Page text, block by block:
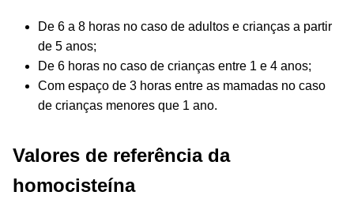
De 6 a 8 horas no caso de adultos e crianças a partir
de 5 anos;
De 6 horas no caso de crianças entre 1 e 4 anos;
Com espaço de 3 horas entre as mamadas no caso
de crianças menores que 1 ano.
Valores de referência da
homocisteína